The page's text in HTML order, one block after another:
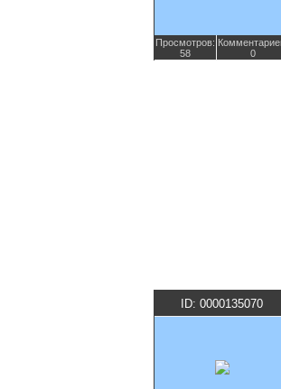
Просмотров:
58
0
ID: 0000135070